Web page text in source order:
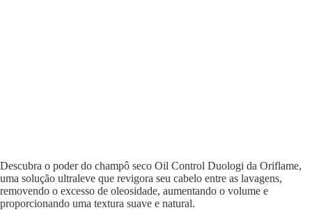
Descubra o poder do champô seco Oil Control Duologi da Oriflame,
uma solução ultraleve que revigora seu cabelo entre as lavagens,
removendo o excesso de oleosidade, aumentando o volume e
proporcionando uma textura suave e natural.